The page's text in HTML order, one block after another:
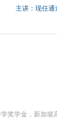
主讲：现任通
奖学金，新加坡